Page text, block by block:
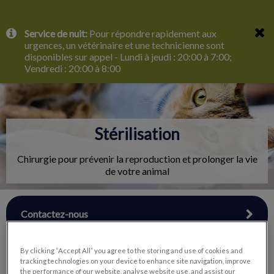
IvcPractices.HeaderNav.Search.Label
Envoyer
Service de nuit: Pour répondre rapidement aux
urgences, un vétérinaire et une technicienne sont
disponibles sur appel - Lundi à jeudi : 20:00 à 7:00;
Vendredi : 20:00 à 8:00
Stérilisation
Chirurgie pour prévenir la reproduction et prolonger la vie
de votre animal
Contactez-nous
By clicking “Accept All” you agree to the storing and use of cookies and
tracking technologies on your device to enhance site navigation, improve
the performance of our website, analyse website use, and assist our